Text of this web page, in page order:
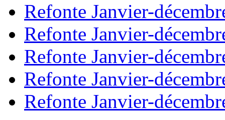
Refonte Janvier-
Refonte Janvier-
Refonte Janvier-
Refonte Janvier-
Refonte Janvier-